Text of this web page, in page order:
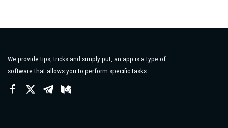
We provide tips, tricks and simply put, an app is a type of
software that allows you to perform specific tasks.